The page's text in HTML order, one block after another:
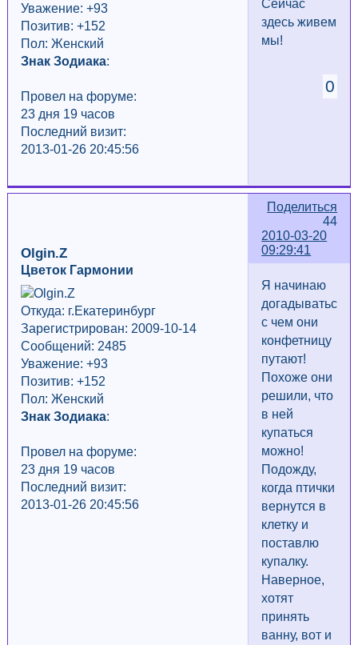
Уважение: +93
Позитив: +152
Пол: Женский
Знак Зодиака:
Провел на форуме:
23 дня 19 часов
Последний визит:
2013-01-26 20:45:56
Сейчас
здесь живем
мы!
0
Поделиться
44
2010-03-20
09:29:41
Olgin.Z
Цветок Гармонии
Откуда: г.Екатеринбург
Зарегистрирован: 2009-10-14
Сообщений: 2485
Уважение: +93
Позитив: +152
Пол: Женский
Знак Зодиака:
Провел на форуме:
23 дня 19 часов
Последний визит:
2013-01-26 20:45:56
Я начинаю
догадываться
с чем они
конфетницу
путают!
Похоже они
решили, что
в ней
купаться
можно!
Подожду,
когда птички
вернутся в
клетку и
поставлю
купалку.
Наверное,
хотят
принять
ванну, вот и